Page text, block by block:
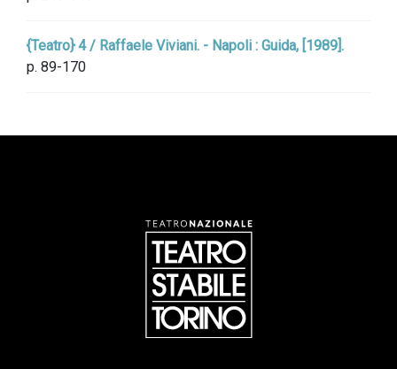
{Teatro} 4 / Raffaele Viviani. - Napoli : Guida, [1989].
p. 89-170